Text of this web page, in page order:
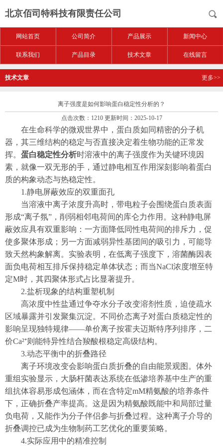
北京佰司特科技有限责任公司
网站首页 公司简介 产品展示 新闻中心
联系我们 产品目录 技术文章 在线留言
技术文章 更多>>
离子强度是如何影响蛋白稳定性分析的？
点击次数：1210 更新时间：2025-10-17
在生命科学的微观世界中，蛋白质如同精密的分子机
器，其三维结构的稳定与否直接决定着生物功能的正常发
挥。 蛋白稳定性分析时溶液中的离子强度作为关键环境因
素，就像一双无形的手，通过静电相互作用深刻影响着蛋白
质的构象动态与热稳定性。​
1.静电屏蔽效应的双重面孔
当溶液中离子浓度升高时，带电粒子会围绕蛋白质表面
形成“离子氛”，削弱相邻电荷间的库仑力作用。这种静电屏
蔽效应具有双重影响：一方面降低同性电荷间的排斥力，促
使多聚体形成；另一方面减弱异性基团间的吸引力，可能导
致天然构象解离。实验表明，在低离子强度下，溶菌酶因表
面负电荷相互排斥保持稳定单体状态；而当NaCl浓度增至特
定M时，其四聚体形式占比显著提升。
2.盐析现象的结构重塑机制
高浓度中性盐通过争夺水分子改变溶剂性质，迫使疏水
区域暴露并引发聚集沉淀。不同价态离子对蛋白质稳定性的
影响呈现独特规律——单价离子按霍夫迈斯特序列排序，二
价Ca²⁺则能特异性结合羧酸根稳定高级结构。
3.动态平衡中的折叠路径
离子环境改变会影响蛋白质折叠的自由能景观图。体外
重组实验显示，大肠杆菌表达系统在低渗培养基中生产的重
组抗体容易形成包涵体，而在含特定mM精氨酸的培养条件
下，正确折叠产率提高。这是因为精氨酸既能中和局部过量
负电荷，又能作为分子伴侣参与折叠过程。这种离子介导的
折叠调控已成为生物制药工艺优化的重要策略。
4.实际应用中的精准控制